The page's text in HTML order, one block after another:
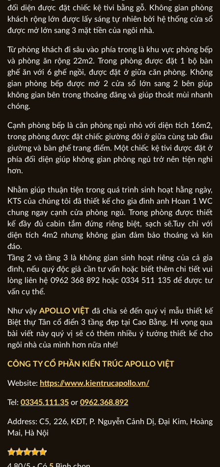
đối diện được đặt chiếc kệ tivi bằng gỗ. Không gian phòng
khách rộng lớn được lấy sáng tự nhiên bởi hệ thống cửa sổ
được mở lớn sang 3 mặt tiền của ngôi nhà.
Từ phòng khách đi sâu vào phía trong là khu vực phòng bếp
và phòng ăn rộng 22m2. Trong phòng được đặt 1 bộ bàn
ghế ăn với 6 ghế ngồi, được đặt ở giữa căn phòng. Không
gian phòng bếp được mở 2 cửa sổ lớn sang 2 bên giúp
không gian bên trong thoáng đãng và giúp thoát mùi nhanh
chóng.
Cạnh phòng bếp là căn phòng ngủ nhỏ với diện tích 16m2,
trong phòng được đặt chiếc giường đôi ở giữa cùng tab đầu
giường và bàn ghế trang điểm. Một chiếc kệ tivi được đặt ở
phía đối diện giúp không gian phòng ngủ trở nên tiện nghi
hơn.
Nhằm giúp thuận tiện trong quá trình sinh hoạt hằng ngày,
KTS của chúng tôi đã thiết kế cho gia đình anh Hoan 1 WC
chung ngay cạnh cửa phòng ngủ. Trong phòng được thiết
kế đầy đủ cabin tắm đứng riêng biệt, sạch sẽ.Tuy chỉ với
diện tích 4m2 nhưng không gian đảm bảo thoáng và kín
đáo.
Tầng 2 và tầng 3 là không gian sinh hoạt riêng của cả gia
đình, nếu quý độc giả cần tư vấn hoặc biết thêm chi tiết vui
lòng liên hệ 0962 368 892 hoặc 0334 511 135 để được tư
vấn cụ thể.
Như vậy APOLLO VIỆTđã chia sẻ đến quý vị mẫu thiết kế
Biệt thự Tân cổ điển 3 tầng đẹp tại Cao Bằng. Hi vọng qua
bài viết này quý vị sẽ có thêm nhiều ý tưởng thiết kế cho
ngôi nhà của mình hơn nữa nhé!
CÔNG TY CỔ PHẦN KIẾN TRÚC APOLLO VIỆT
Website: https://www.kientrucapollo.vn/
Tel: 03345.111.35 or 0962.368.892
Address: C5, 226, KĐT, P. Nguyễn Cảnh Dị, Đại Kim, Hoàng
Mai, Hà Nội